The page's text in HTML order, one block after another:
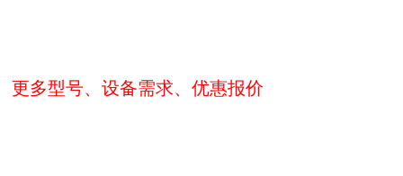
更多型号、设备需求、优惠报价